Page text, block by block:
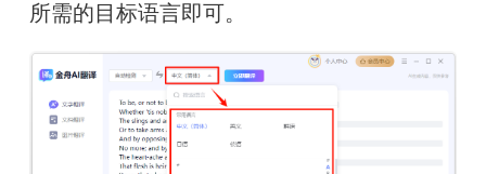
所需的目标语言即可。